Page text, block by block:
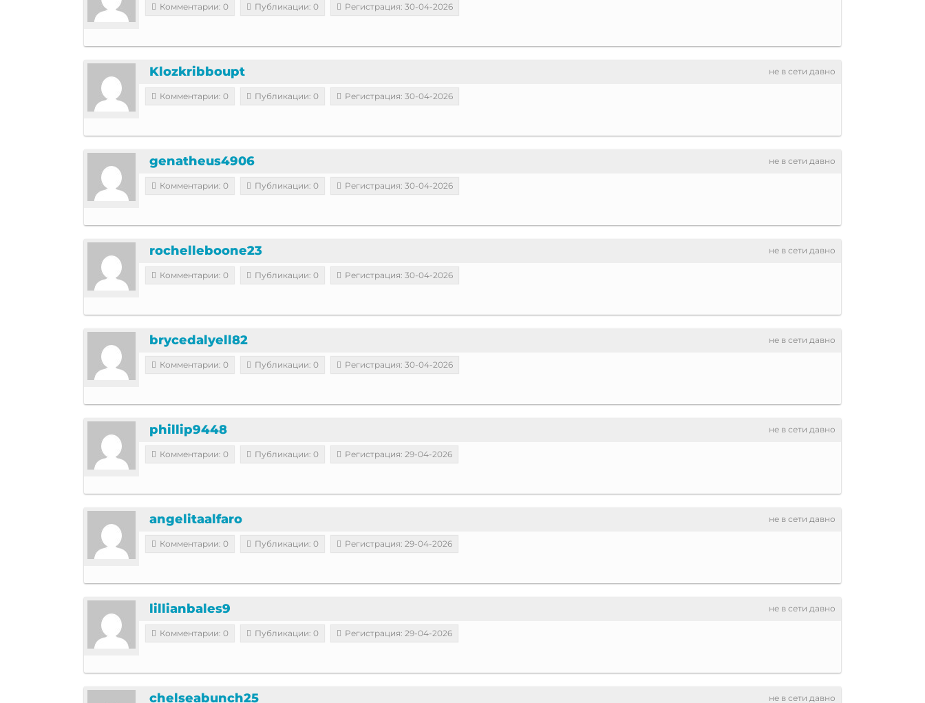
Комментарии: 0 Публикации: 0 Регистрация: 30-04-2026
не в сети давно
Klozkribboupt
Комментарии: 0 Публикации: 0 Регистрация: 30-04-2026
не в сети давно
genatheus4906
Комментарии: 0 Публикации: 0 Регистрация: 30-04-2026
не в сети давно
rochelleboone23
Комментарии: 0 Публикации: 0 Регистрация: 30-04-2026
не в сети давно
brycedalyell82
Комментарии: 0 Публикации: 0 Регистрация: 30-04-2026
не в сети давно
phillip9448
Комментарии: 0 Публикации: 0 Регистрация: 29-04-2026
не в сети давно
angelitaalfaro
Комментарии: 0 Публикации: 0 Регистрация: 29-04-2026
не в сети давно
lillianbales9
Комментарии: 0 Публикации: 0 Регистрация: 29-04-2026
не в сети давно
chelseabunch25